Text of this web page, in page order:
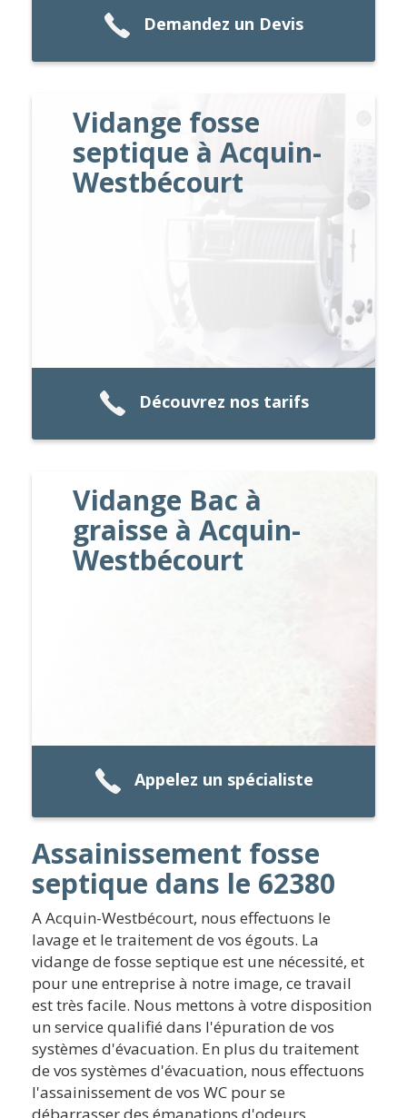
Demandez un Devis
Vidange fosse
septique à Acquin-
Westbécourt
Découvrez nos tarifs
Vidange Bac à
graisse à Acquin-
Westbécourt
Appelez un spécialiste
Assainissement fosse
septique dans le 62380
A Acquin-Westbécourt, nous effectuons le
lavage et le traitement de vos égouts. La
vidange de fosse septique est une nécessité, et
pour une entreprise à notre image, ce travail
est très facile. Nous mettons à votre disposition
un service qualifié dans l'épuration de vos
systèmes d'évacuation. En plus du traitement
de vos systèmes d'évacuation, nous effectuons
l'assainissement de vos WC pour se